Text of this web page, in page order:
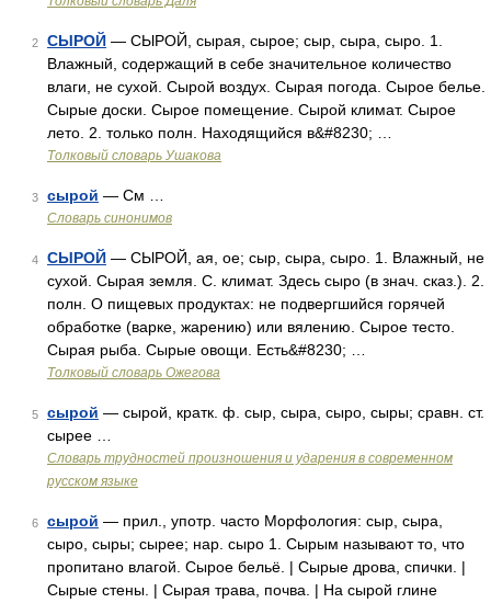
2 СЫРОЙ — СЫРОЙ, сырая, сырое; сыр, сыра, сыро. 1.
Влажный, содержащий в себе значительное количество
влаги, не сухой. Сырой воздух. Сырая погода. Сырое белье.
Сырые доски. Сырое помещение. Сырой климат. Сырое
лето. 2. только полн. Находящийся в&#8230; …
Толковый словарь Ушакова
3 сырой — См …
Словарь синонимов
4 СЫРОЙ — СЫРОЙ, ая, ое; сыр, сыра, сыро. 1. Влажный, не
сухой. Сырая земля. С. климат. Здесь сыро (в знач. сказ.). 2.
полн. О пищевых продуктах: не подвергшийся горячей
обработке (варке, жарению) или вялению. Сырое тесто.
Сырая рыба. Сырые овощи. Есть&#8230; …
Толковый словарь Ожегова
5 сырой — сырой, кратк. ф. сыр, сыра, сыро, сыры; сравн. ст.
сырее …
Словарь трудностей произношения и ударения в современном
русском языке
6 сырой — прил., употр. часто Морфология: сыр, сыра,
сыро, сыры; сырее; нар. сыро 1. Сырым называют то, что
пропитано влагой. Сырое бельё. | Сырые дрова, спички. |
Сырые стены. | Сырая трава, почва. | На сырой глине